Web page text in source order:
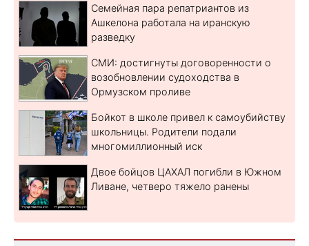
Семейная пара репатриантов из
Ашкелона работала на иранскую
разведку
СМИ: достигнуты договоренности о
возобновлении судоходства в
Ормузском проливе
Бойкот в школе привел к самоубийству
школьницы. Родители подали
многомиллионный иск
Двое бойцов ЦАХАЛ погибли в Южном
Ливане, четверо тяжело ранены